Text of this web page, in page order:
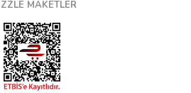
MAKETLER